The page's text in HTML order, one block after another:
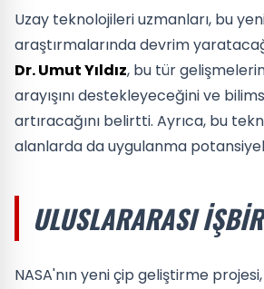
Uzay teknolojileri uzmanları, bu
araştırmalarında devrim
Dr. Umut Yıldız, bu tür
arayışını destekleyeceğini ve
artıracağını belirtti. Ayrıca, bu
alanlarda da uygulanma
ULUSLARARASI
NASA'nın yeni çip geliştirme